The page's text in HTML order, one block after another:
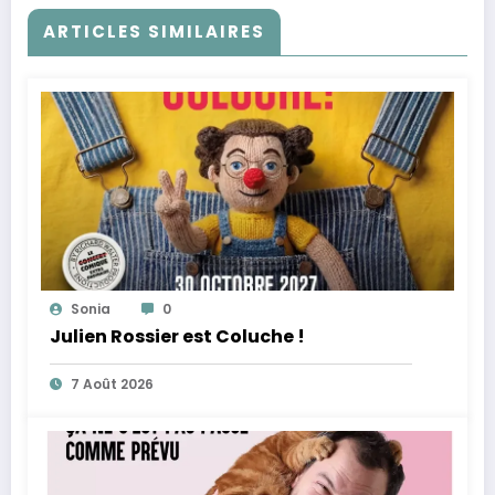
ARTICLES SIMILAIRES
Sonia 0
Julien Rossier est Coluche !
7 Août 2026